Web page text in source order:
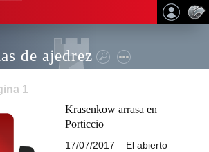
de ajedrez
1
Krasenkow arrasa en
Porticcio
17/07/2017 – El abierto